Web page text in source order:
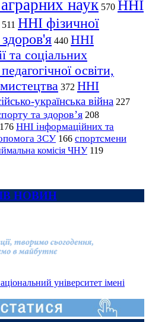
наук 570 ННІ
511 ННІ фізичної
440 ННІ
та соціальних
освіти,
372 ННІ
українська війна 227
та здоров’я 208
176 ННІ інформаційних та
ЗСУ 166 спортсмени
комісія ЧНУ 119
НОВИН
університет імені